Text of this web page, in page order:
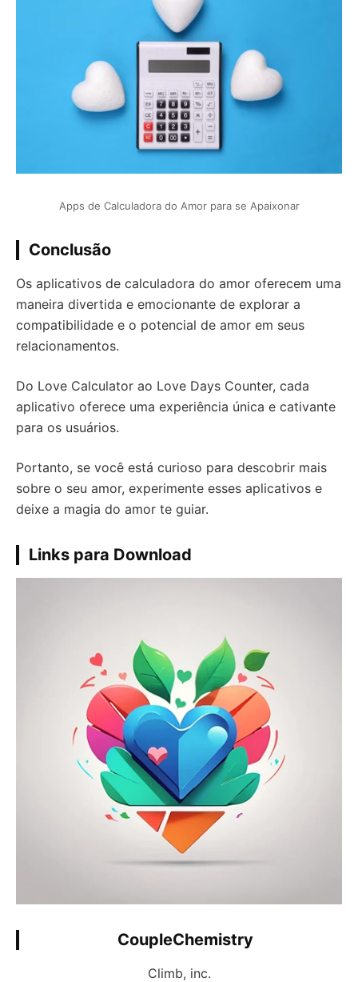
Apps de Calculadora do Amor para se Apaixonar
Conclusão
Os aplicativos de calculadora do amor oferecem uma
maneira divertida e emocionante de explorar a
compatibilidade e o potencial de amor em seus
relacionamentos.
Do Love Calculator ao Love Days Counter, cada
aplicativo oferece uma experiência única e cativante
para os usuários.
Portanto, se você está curioso para descobrir mais
sobre o seu amor, experimente esses aplicativos e
deixe a magia do amor te guiar.
Links para Download
CoupleChemistry
Climb, inc.